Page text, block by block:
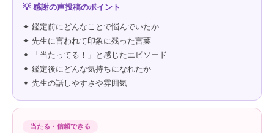
💡 感謝の声投稿のポイント
✦ 鑑定前にどんなことで悩んでいたか
✦ 先生に言われて印象に残った言葉
✦ 「当たってる！」と感じたエピソード
✦ 鑑定後にどんな気持ちになれたか
✦ 先生の話しやすさや雰囲気
当たる・信頼できる